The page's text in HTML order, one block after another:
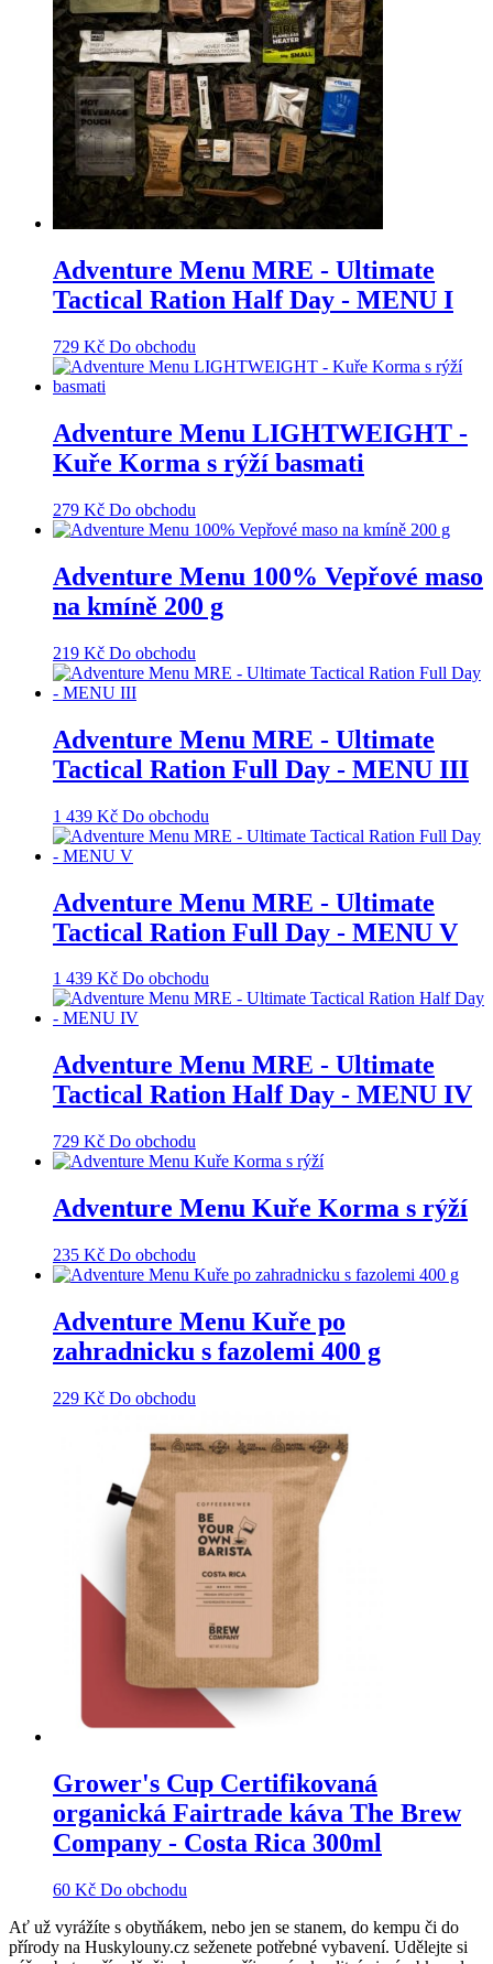
Adventure Menu MRE - Ultimate
Tactical Ration Half Day - MENU I
729 Kč Do obchodu
Adventure Menu LIGHTWEIGHT -
Kuře Korma s rýží basmati
279 Kč Do obchodu
Adventure Menu 100% Vepřové maso
na kmíně 200 g
219 Kč Do obchodu
Adventure Menu MRE - Ultimate
Tactical Ration Full Day - MENU III
1 439 Kč Do obchodu
Adventure Menu MRE - Ultimate
Tactical Ration Full Day - MENU V
1 439 Kč Do obchodu
Adventure Menu MRE - Ultimate
Tactical Ration Half Day - MENU IV
729 Kč Do obchodu
Adventure Menu Kuře Korma s rýží
235 Kč Do obchodu
Adventure Menu Kuře po
zahradnicku s fazolemi 400 g
229 Kč Do obchodu
Grower's Cup Certifikovaná
organická Fairtrade káva The Brew
Company - Costa Rica 300ml
60 Kč Do obchodu
Ať už vyrážíte s obytňákem, nebo jen se stanem, do kempu či do
přírody na Huskylouny.cz seženete potřebné vybavení. Udělejte si